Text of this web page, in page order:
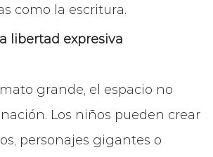
como la escritura.
y la libertad expresiva
grande, el espacio no
Los niños pueden crear
personajes gigantes o